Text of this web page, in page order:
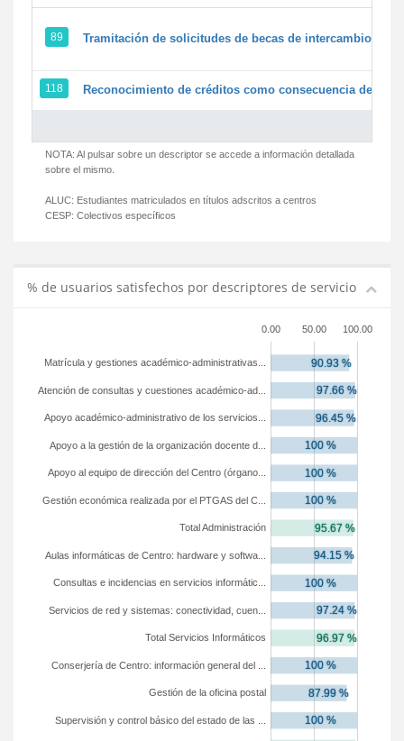
89 Tramitación de solicitudes de becas de intercambio
118 Reconocimiento de créditos como consecuencia de un
NOTA: Al pulsar sobre un descriptor se accede a información detallada
sobre el mismo.
ALUC: Estudiantes matriculados en títulos adscritos a centros
CESP: Colectivos específicos
% de usuarios satisfechos por descriptores de servicio
0.00 50.00 100.00
Supervisión y control básico del estado de las ...
Gestión de la oficina postal
Conserjería de Centro: información general del ...
Total Servicios Informáticos
Servicios de red y sistemas: conectividad, cuen...
Consultas e incidencias en servicios informátic...
Aulas informáticas de Centro: hardware y softwa...
Total Administración
Gestión económica realizada por el PTGAS del C...
Apoyo al equipo de dirección del Centro (órgano...
Apoyo a la gestión de la organización docente d...
Apoyo académico-administrativo de los servicios...
Atención de consultas y cuestiones académico-ad...
Matrícula y gestiones académico-administrativas...